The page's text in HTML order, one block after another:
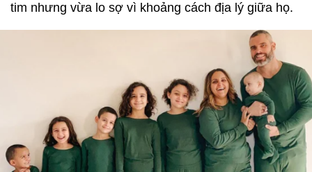
tim nhưng vừa lo sợ vì khoảng cách địa lý giữa họ.